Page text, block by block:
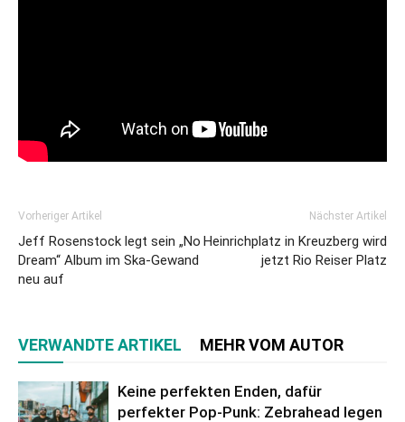
Vorheriger Artikel
Jeff Rosenstock legt sein „No
Dream“ Album im Ska-Gewand
neu auf
Nächster Artikel
Heinrichplatz in Kreuzberg wird
jetzt Rio Reiser Platz
VERWANDTE ARTIKEL MEHR VOM AUTOR
Keine perfekten Enden, dafür
perfekter Pop-Punk: Zebrahead legen